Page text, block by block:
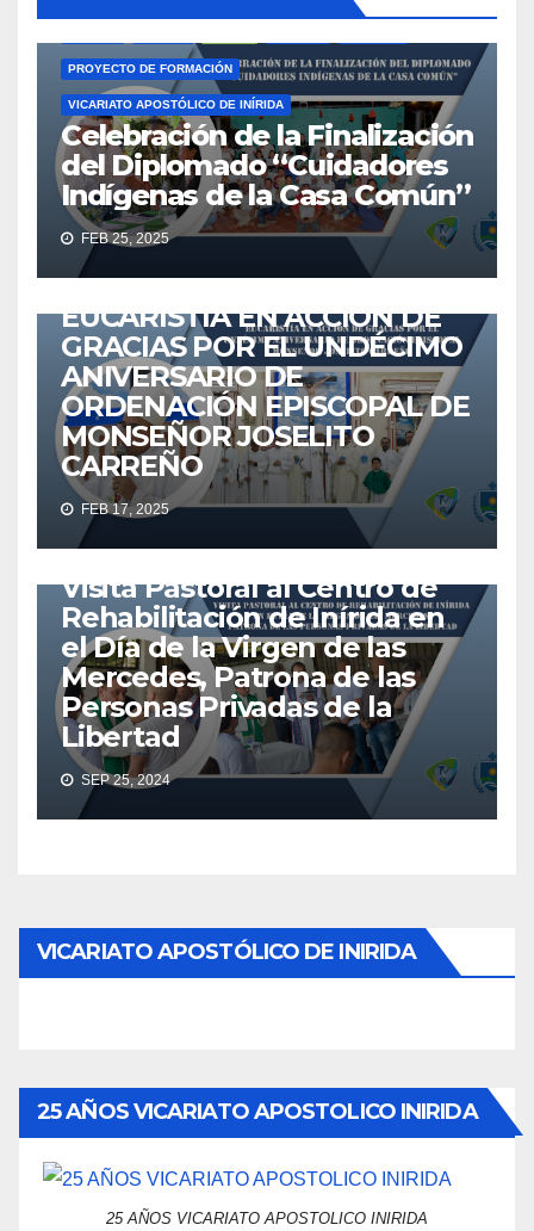
PROYECTO DE FORMACIÓN
VICARIATO APOSTÓLICO DE INÍRIDA
Celebración de la Finalización
del Diplomado “Cuidadores
Indígenas de la Casa Común”
FEB 25, 2025
ACTUALIDAD ANIVERSARIO EUCARISTÍA GUAINÍA
IGLESIA IGLESIA CATÓLICA NOTICIAS
EUCARISTÍA EN ACCIÓN DE
GRACIAS POR EL UNDÉCIMO
ANIVERSARIO DE
ORDENACIÓN EPISCOPAL DE
MONSEÑOR JOSELITO
CARREÑO
FEB 17, 2025
ACTUALIDAD AGENTES EMAÚS EUCARISTÍA IGLESIA
IGLESIA CATÓLICA MISIONEROS
VICARIATO APOSTÓLICO DE INÍRIDA VICINIRIDATV
Visita Pastoral al Centro de
Rehabilitación de Inírida en
el Día de la Virgen de las
Mercedes, Patrona de las
Personas Privadas de la
Libertad
SEP 25, 2024
VICARIATO APOSTÓLICO DE INIRIDA
25 AÑOS VICARIATO APOSTOLICO INIRIDA
25 AÑOS VICARIATO APOSTOLICO INIRIDA